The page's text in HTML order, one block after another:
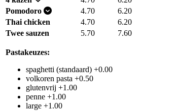
Pomodoro
4.70
6.20
Thai chicken
4.70
6.20
Twee sauzen
5.70 7.60
Pastakeuzes:
spaghetti (standaard) +0.00
volkoren pasta +0.50
glutenvrij +1.00
penne +1.00
large +1.00